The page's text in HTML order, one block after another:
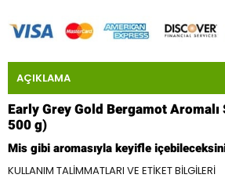
AÇIKLAMA
Early Grey Gold Bergamot Aromalı
500 g)
Mis gibi aromasıyla keyifle
KULLANIM TALİMMATLARI VE ETİKET BİLGİLERİ